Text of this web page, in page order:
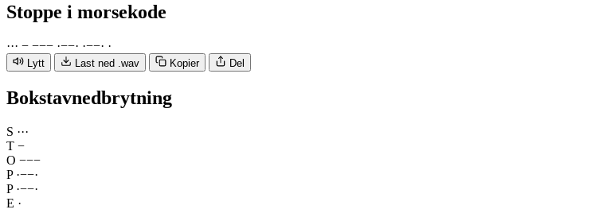
Stoppe i morsekode
··· − −−− ·−−· ·−−· ·
Lytt Last ned .wav Kopier Del
Bokstavnedbrytning
S ···
T −
O −−−
P ·−−·
P ·−−·
E ·